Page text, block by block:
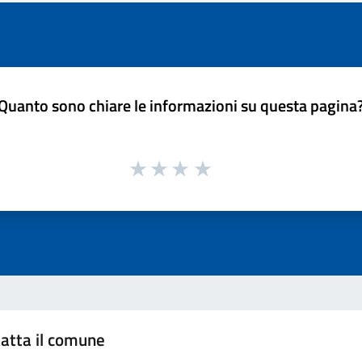
sono chiare le informazioni su questa
il comune